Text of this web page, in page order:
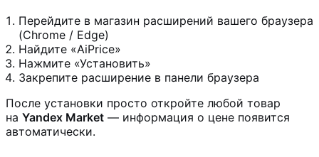
Перейдите в магазин расширений вашего браузера
(Chrome / Edge)
Найдите «AiPrice»
Нажмите «Установить»
Закрепите расширение в панели браузера
После установки просто откройте любой товар
на Yandex Market — информация о цене появится
автоматически.